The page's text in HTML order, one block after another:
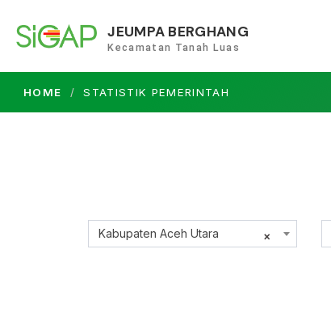
JEUMPA BERGHANG
Kecamatan Tanah Luas
HOME STATISTIK PEMERINTAH
×
Kabupaten Aceh Utara